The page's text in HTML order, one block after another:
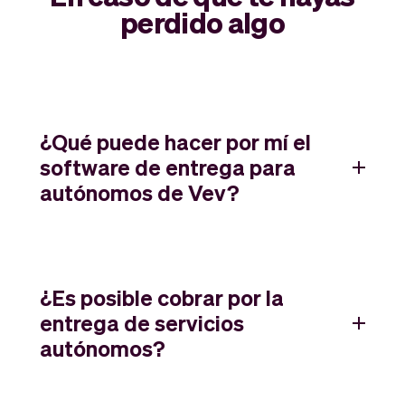
perdido algo
¿Qué puede hacer por mí el
software de entrega para
autónomos de Vev?
¿Es posible cobrar por la
entrega de servicios
autónomos?